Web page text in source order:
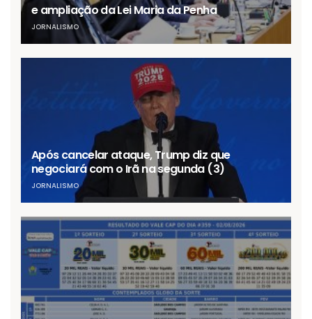
e ampliação da Lei Maria da Penha
JORNALISMO
Após cancelar ataque, Trump diz que
negociará com o Irã na segunda (3)
JORNALISMO